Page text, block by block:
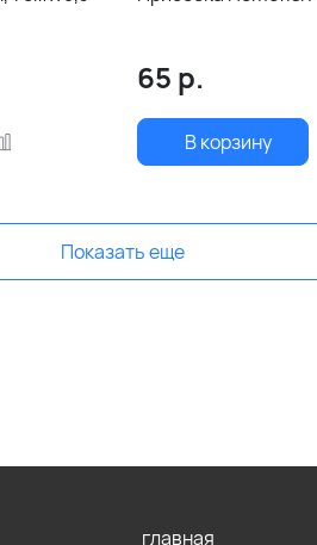
65 р.
В корзину
Показать еще
главная